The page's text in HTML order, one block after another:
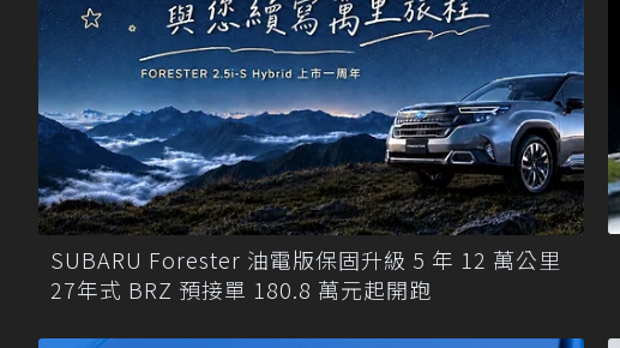
SUBARU Forester 油電版保固升級 5 年 12 萬公里
27年式 BRZ 預接單 180.8 萬元起開跑